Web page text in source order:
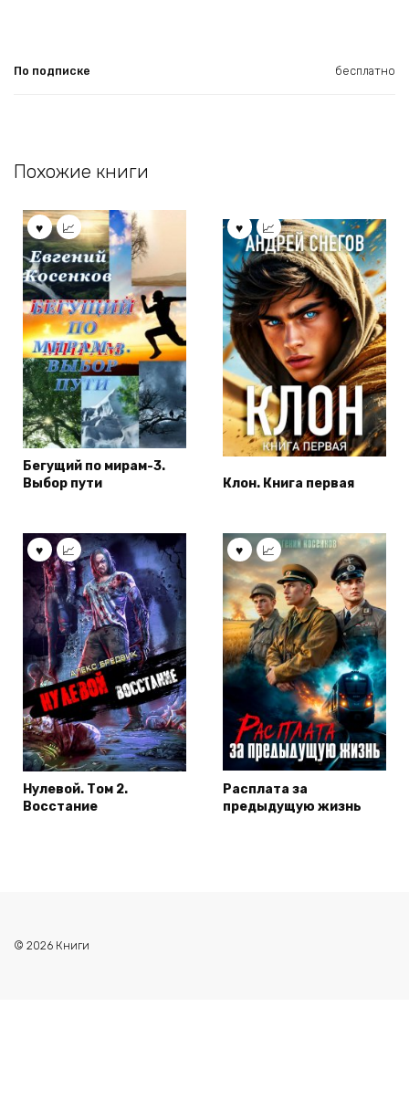
По подписке бесплатно
Похожие книги
Бегущий по мирам-3.
Выбор пути
Клон. Книга первая
Нулевой. Том 2.
Восстание
Расплата за
предыдущую жизнь
© 2026 Книги